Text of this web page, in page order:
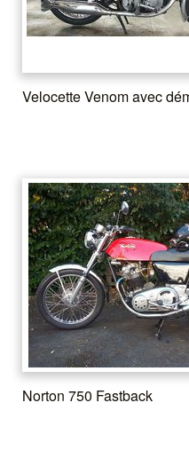
Velocette Venom avec
Norton 750 Fastback